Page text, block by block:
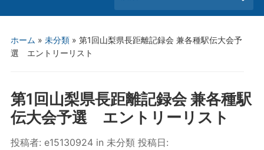
for:
ホーム » 未分類» 第1回山梨県長距離記録会 兼各種駅伝大会予
選 エントリーリスト
第1回山梨県長距離記録会 兼各種駅
伝大会予選 エントリーリスト
投稿者: e15130924 in 未分類投稿日: